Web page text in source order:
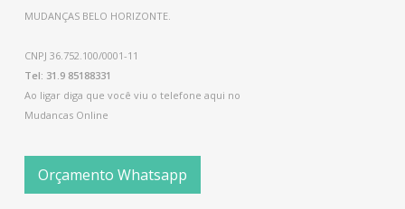
MUDANÇAS BELO HORIZONTE.
CNPJ 36.752.100/0001-11
Tel: 31.9 85188331
Ao ligar diga que você viu o telefone aqui no
Mudancas Online
Orçamento Whatsapp